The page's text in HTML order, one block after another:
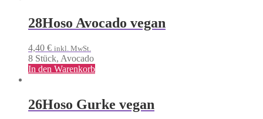
28Hoso Avocado vegan
4,40 € inkl. MwSt.
8 Stück, Avocado
In den Warenkorb
26Hoso Gurke vegan